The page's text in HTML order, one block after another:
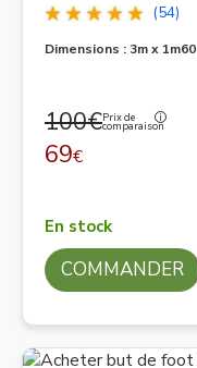
(54)
Dimensions : 3m x 1m60
100€Prix de
comparaison
69€
En stock
COMMANDER